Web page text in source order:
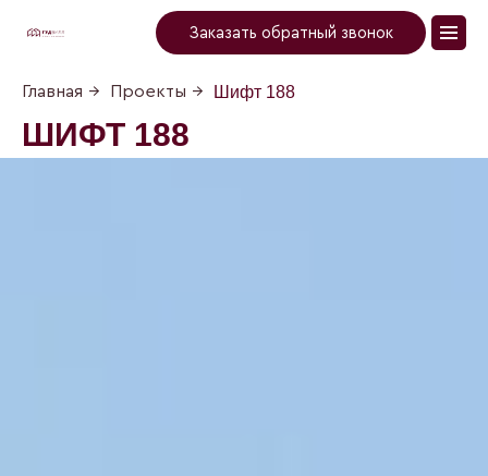
Заказать обратный звонок
Главная → Проекты → Шифт 188
ШИФТ 188